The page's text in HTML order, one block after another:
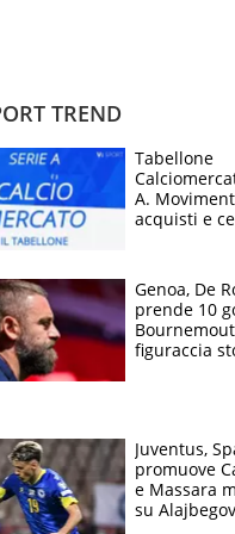
TREND
Tabellone
A.
acquisti e
Genoa, De
prende 10
figuraccia
Juventus,
promuove
e Massara
su